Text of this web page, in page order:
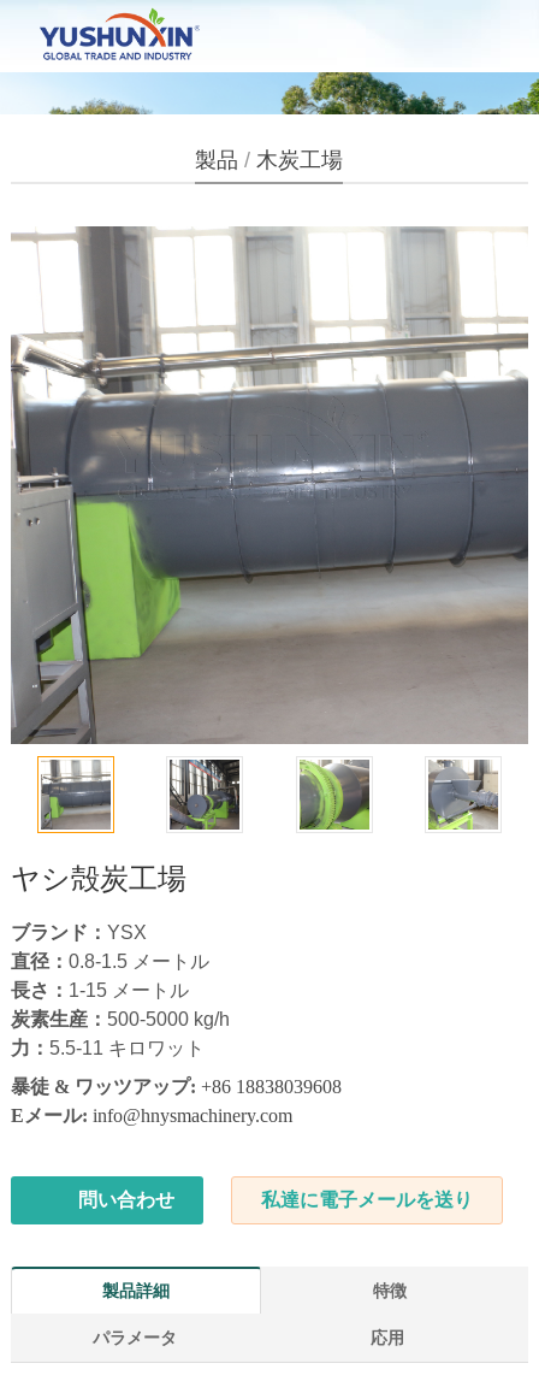
製品 / 木炭工場
ヤシ殻炭工場
ブランド： YSX
直径： 0.8-1.5 メートル
長さ： 1-15 メートル
炭素生産： 500-5000 kg/h
力： 5.5-11 キロワット
暴徒 & ワッツアップ: +86 18838039608
Eメール: info@hnysmachinery.com
問い合わせ 私達に電子メールを送り
製品詳細 特徴
パラメータ 応用